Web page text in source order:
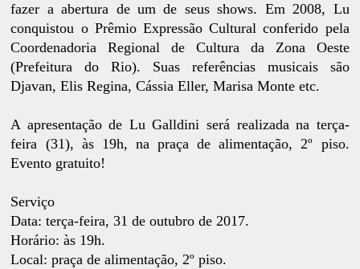
fazer a abertura de um de seus shows. Em 2008, Lu
conquistou o Prêmio Expressão Cultural conferido pela
Coordenadoria Regional de Cultura da Zona Oeste
(Prefeitura do Rio). Suas referências musicais são
Djavan, Elis Regina, Cássia Eller, Marisa Monte etc.
A apresentação de Lu Galldini será realizada na terça-
feira (31), às 19h, na praça de alimentação, 2º piso.
Evento gratuito!
Serviço
Data: terça-feira, 31 de outubro de 2017.
Horário: às 19h.
Local: praça de alimentação, 2º piso.